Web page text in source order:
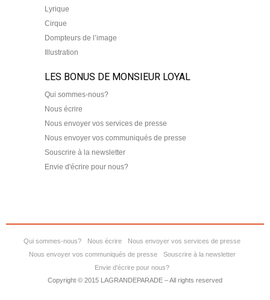
Lyrique
Cirque
Dompteurs de l’image
Illustration
LES BONUS DE MONSIEUR LOYAL
Qui sommes-nous?
Nous écrire
Nous envoyer vos services de presse
Nous envoyer vos communiqués de presse
Souscrire à la newsletter
Envie d'écrire pour nous?
Qui sommes-nous? Nous écrire
Nous envoyer vos services de presse
Nous envoyer vos communiqués de presse
Souscrire à la newsletter
Envie d'écrire pour nous?
Copyright © 2015 LAGRANDEPARADE – All rights reserved